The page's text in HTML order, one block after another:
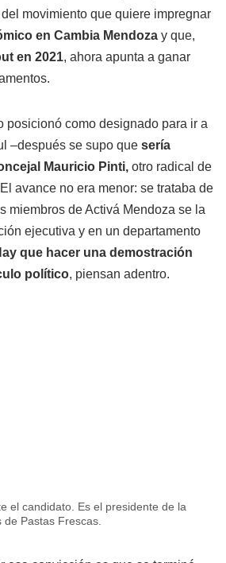
movimiento que quiere impregnar
en Cambia Mendoza y que,
en 2021, ahora apunta a ganar
posicionó como designado para ir a
–después se supo que sería
Mauricio Pinti, otro radical de
avance no era menor: se trataba de
miembros de Activá Mendoza se la
ejecutiva y en un departamento
que hacer una demostración
político, piensan adentro.
el candidato. Es el presidente de la
Pastas Frescas.